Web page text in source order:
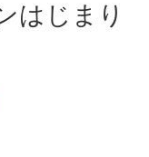
はじまり